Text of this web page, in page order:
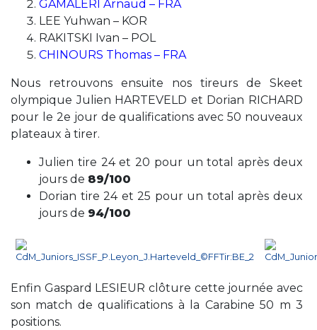
GAMALERI Arnaud – FRA
LEE Yuhwan – KOR
RAKITSKI Ivan – POL
CHINOURS Thomas – FRA
Nous retrouvons ensuite nos tireurs de Skeet
olympique Julien HARTEVELD et Dorian RICHARD
pour le 2e jour de qualifications avec 50 nouveaux
plateaux à tirer.
Julien tire 24 et 20 pour un total après deux
jours de 89/100
Dorian tire 24 et 25 pour un total après deux
jours de 94/100
Enfin Gaspard LESIEUR clôture cette journée avec
son match de qualifications à la Carabine 50 m 3
positions.